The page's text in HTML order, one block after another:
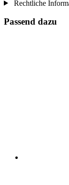
Rechtliche
Passend dazu